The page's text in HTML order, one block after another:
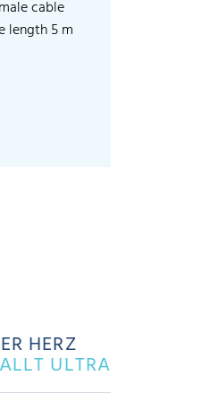
cable
length 5 m
HERZ
ULTRA